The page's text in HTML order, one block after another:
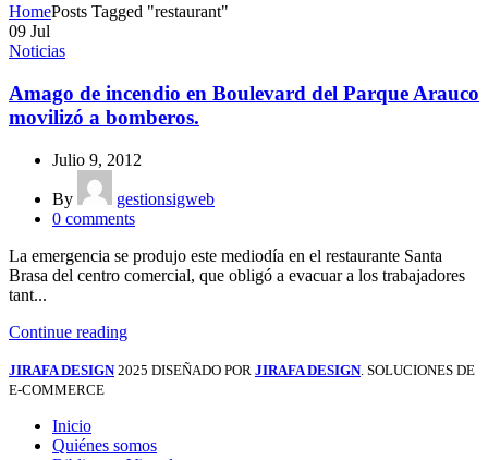
HomePosts Tagged "restaurant"
09 Jul
Noticias
Amago de incendio en Boulevard del Parque Arauco
movilizó a bomberos.
Julio 9, 2012
By
gestionsigweb
0 comments
La emergencia se produjo este mediodía en el restaurante Santa
Brasa del centro comercial, que obligó a evacuar a los trabajadores
tant...
Continue reading
JIRAFA DESIGN 2025 DISEÑADO POR JIRAFA DESIGN. SOLUCIONES DE
E-COMMERCE
Inicio
Quiénes somos